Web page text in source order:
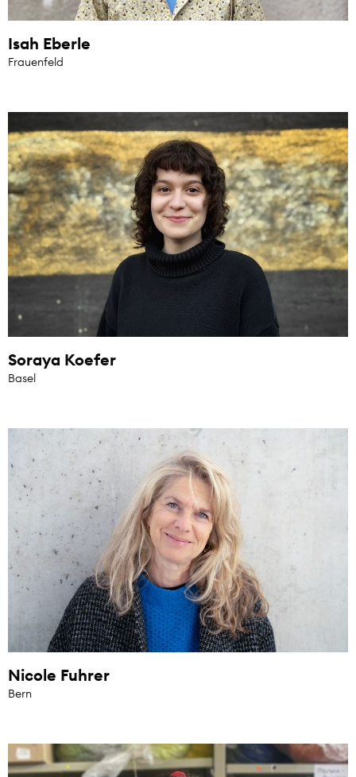
Isah Eberle
Frauenfeld
Soraya Koefer
Basel
Nicole Fuhrer
Bern